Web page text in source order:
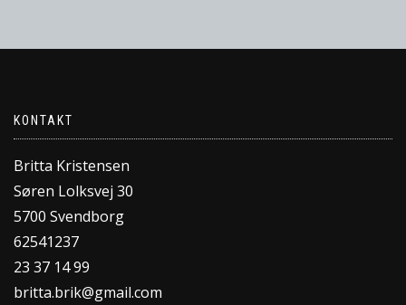
KONTAKT
Britta Kristensen
Søren Lolksvej 30
5700 Svendborg
62541237
23 37 14 99
britta.brik@gmail.com